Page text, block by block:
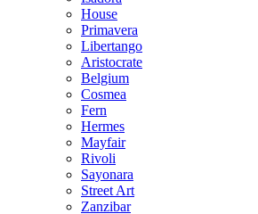
House
Primavera
Libertango
Aristocrate
Belgium
Cosmea
Fern
Hermes
Mayfair
Rivoli
Sayonara
Street Art
Zanzibar